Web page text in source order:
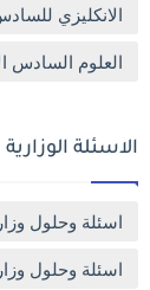
الانكليزي
العلوم السادس
الاسئلة الوزارية
اسئلة وحلول
اسئلة وحلول